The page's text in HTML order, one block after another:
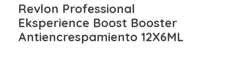
Revlon Professional
Eksperience Boost Booster
Antiencrespamiento 12X6ML